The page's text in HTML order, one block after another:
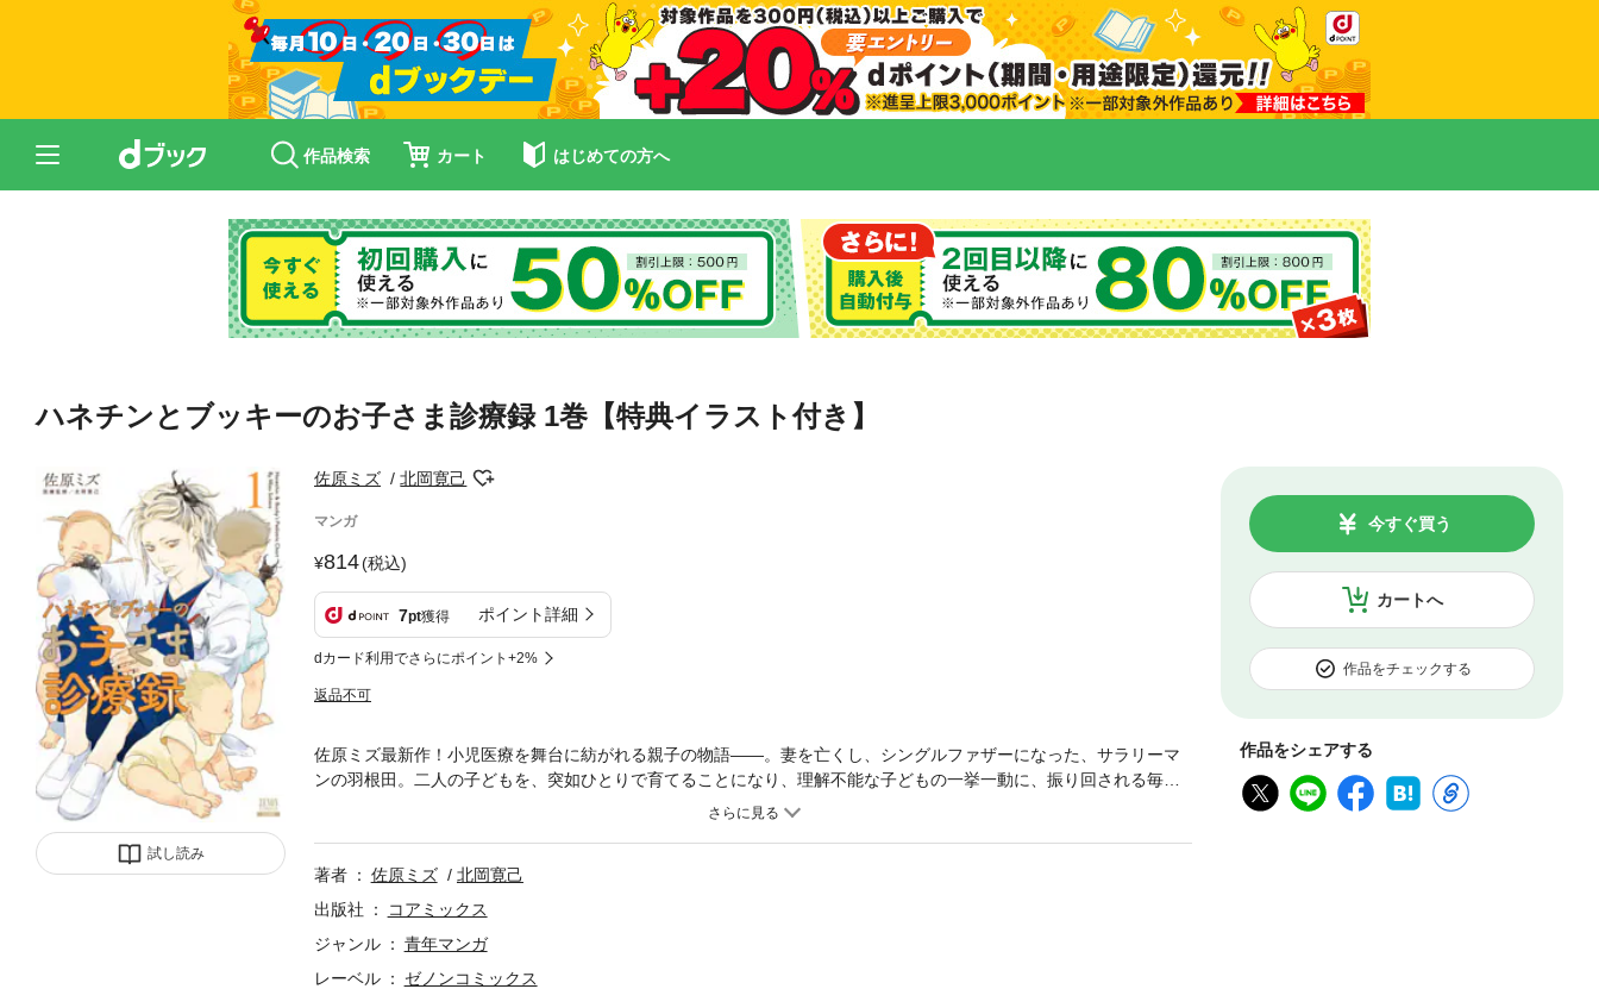
作品検索 カート はじめての方へ
ハネチンとブッキーのお子さま診療録 1巻【特典イラスト付き】
試し読み
佐原ミズ 北岡寛己
マンガ
814(税込)
7pt獲得 ポイント詳細
dカード利用でさらにポイント+2%
返品不可
カートへ
今すぐ買う
作品をチェックする
作品をシェアする
佐原ミズ最新作！小児医療を舞台に紡がれる親子の物語——。妻を亡くし、シングルファザーになった、サラリーマ
ンの羽根田。二人の子どもを、突如ひとりで育てることになり、理解不能な子どもの一挙一動に、振り回される毎日
を送っていた。ある日、電車内で体調を崩した羽根田の息子・みちるを救ったのは悪魔のようなメイクを施した若
著者 佐原ミズ
北岡寛己
出版社
コアミックス
ジャンル
青年マンガ
レーベル
ゼノンコミックス